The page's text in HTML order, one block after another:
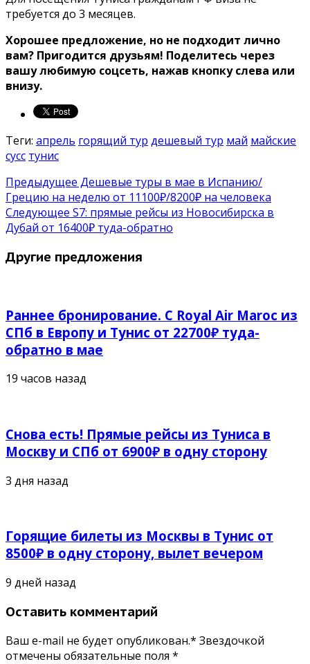
требуется до 3 месяцев.
Хорошее предложение, но не подходит лично
вам? Пригодится друзьям! Поделитесь через
вашу любимую соцсеть, нажав кнопку слева или
внизу.
Теги: апрель горящий тур дешевый тур май майские
сусс тунис
Предыдущее Дешевые туры в мае в Испанию/
Грецию на неделю от 11100₽/8200₽ на человека
Следующее S7: прямые рейсы из Новосибирска в
Дубай от 16400₽ туда-обратно
Другие предложения
Раннее бронирование. С Royal Air Maroc из
СПб в Европу и Тунис от 22700₽ туда-
обратно в мае
19 часов назад
Снова есть! Прямые рейсы из Туниса в
Москву и СПб от 6900₽ в одну сторону
3 дня назад
Горящие билеты из Москвы в Тунис от
8500₽ в одну сторону, вылет вечером
9 дней назад
Оставить комментарий
Ваш e-mail не будет опубликован.* Звездочкой
отмечены обязательные поля *